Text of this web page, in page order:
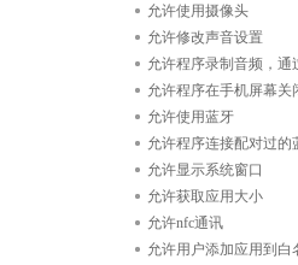
允许使用摄像头
允许修改声音设置
允许程序录制音频，通
允许程序在手机屏幕
允许使用蓝牙
允许程序连接配对过的
允许显示系统窗口
允许获取应用大小
允许nfc通讯
允许用户添加应用到白